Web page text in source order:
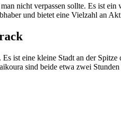
nicht verpassen sollte. Es ist
und bietet eine Vielzahl an
ist eine kleine Stadt an der
sind beide etwa zwei